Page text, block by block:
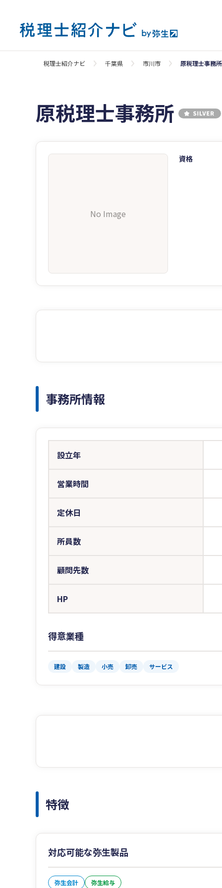
税理士紹介ナビ 千葉県 市川市 原税理士事務所
原税理士事務所
No Image
資格
事務所情報
設立年
営業時間
定休日
所員数
顧問先数
HP
得意業種
建設 製造 小売 卸売 サービス
特徴
対応可能な弥生製品
弥生会計 弥生給与